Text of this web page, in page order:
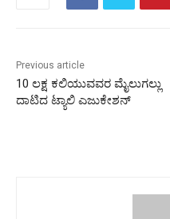
Previous article
10 ಲಕ್ಷ ಕಲಿಯುವವರ ಮೈಲುಗಲ್ಲು
ದಾಟಿದ ಟ್ಯಾಲಿ ಎಜುಕೇಶನ್